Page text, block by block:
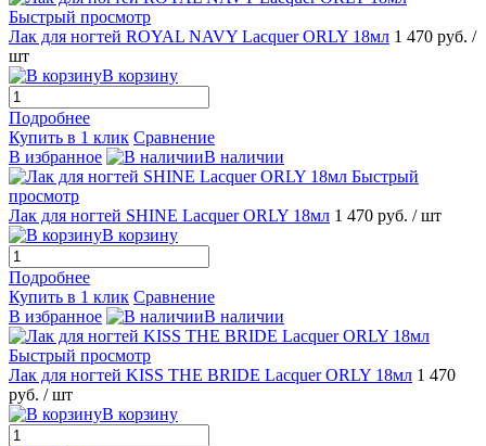
Быстрый просмотр
Лак для ногтей ROYAL NAVY Lacquer ORLY 18мл 1 470 руб. /
шт
В корзину
Подробнее
Купить в 1 клик Сравнение
В избранное
В наличии
Быстрый
просмотр
Лак для ногтей SHINE Lacquer ORLY 18мл 1 470 руб. / шт
В корзину
Подробнее
Купить в 1 клик Сравнение
В избранное
В наличии
Быстрый просмотр
Лак для ногтей KISS THE BRIDE Lacquer ORLY 18мл 1 470
руб. / шт
В корзину